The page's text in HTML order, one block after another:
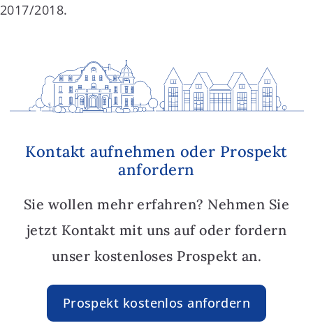
2017/2018.
Kontakt aufnehmen oder Prospekt
anfordern
Sie wollen mehr erfahren? Nehmen Sie
jetzt Kontakt mit uns auf oder fordern
unser kostenloses Prospekt an.
Prospekt kostenlos anfordern